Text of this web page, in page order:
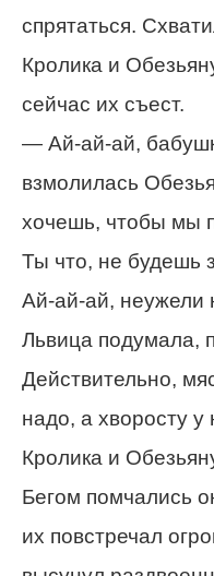
спрятаться.
Кролика и
сейчас их съест.
— Ай-ай-ай,
взмолилась
хочешь, чтобы мы
Ты что, не будешь
Ай-ай-ай, неужели
Львица подумала,
Действительно,
надо, а хворосту у
Кролика и
Бегом помчались
их повстречал